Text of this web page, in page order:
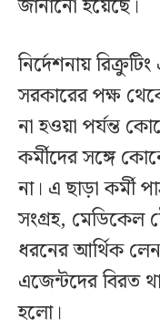
জানানো হয়েছে।
নির্দেশনায়
সরকারের পক্ষ
না হওয়া পর্যন্ত
কর্মীদের সঙ্গে
না। এ ছাড়া কর্মী
সংগ্রহ,
ধরনের আর্থিক
এজেন্টদের বিরত
হলো।